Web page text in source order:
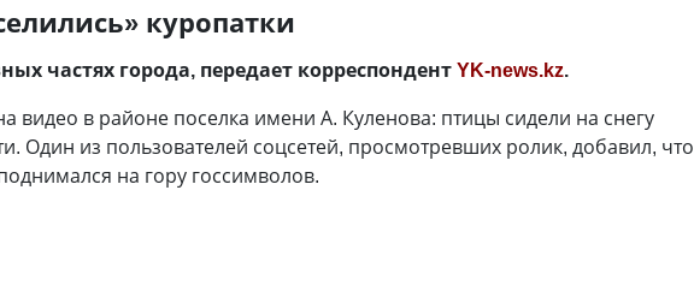
куропатки
частях города, передает корреспондентYK-news.kz.
видео в районе поселка имени А. Куленова: птицы сидели на снегу
Один из пользователей соцсетей, просмотревших ролик, добавил, что
на гору госсимволов.